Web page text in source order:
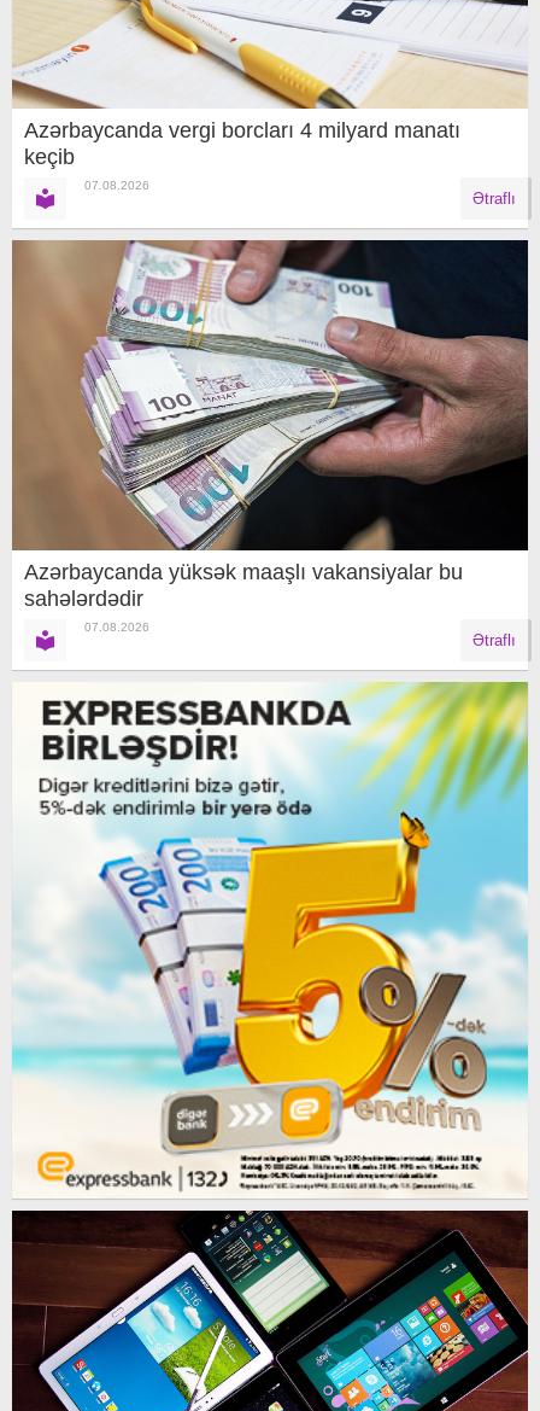
Azərbaycanda vergi borcları 4 milyard manatı
keçib
07.08.2026
Ətraflı
Azərbaycanda yüksək maaşlı vakansiyalar bu
sahələrdədir
07.08.2026
Ətraflı